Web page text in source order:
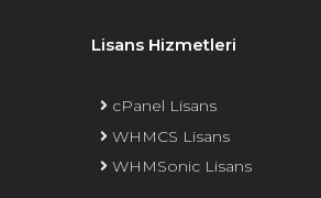
Lisans Hizmetleri
cPanel Lisans
WHMCS Lisans
WHMSonic Lisans